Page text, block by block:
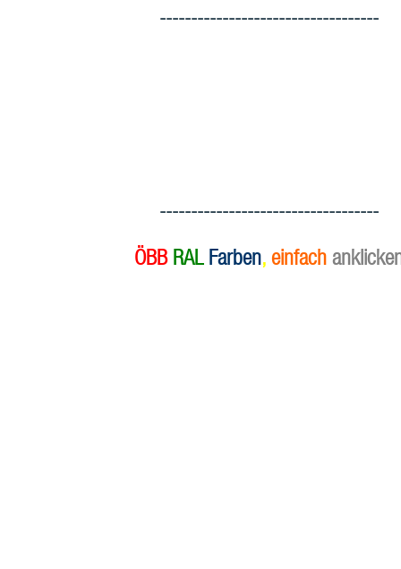
-----------------------------------
-----------------------------------
ÖBB RAL Farben, einfach